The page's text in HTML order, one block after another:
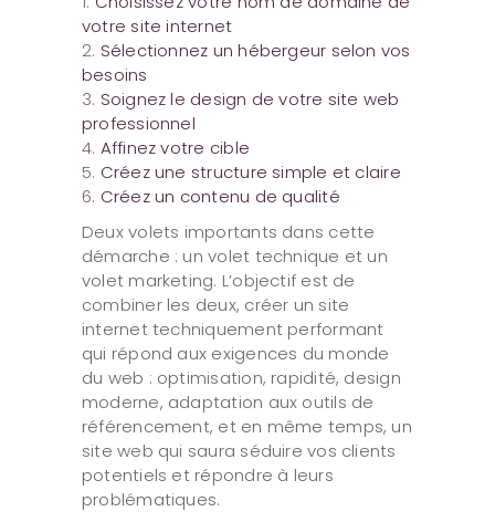
votre site internet
Sélectionnez un hébergeur selon vos
besoins
Soignez le design de votre site web
professionnel
Affinez votre cible
Créez une structure simple et claire
Créez un contenu de qualité
Deux volets importants dans cette
démarche : un volet technique et un
volet marketing. L’objectif est de
combiner les deux, créer un site
internet techniquement performant
qui répond aux exigences du monde
du web : optimisation, rapidité, design
moderne, adaptation aux outils de
référencement, et en même temps, un
site web qui saura séduire vos clients
potentiels et répondre à leurs
problématiques.